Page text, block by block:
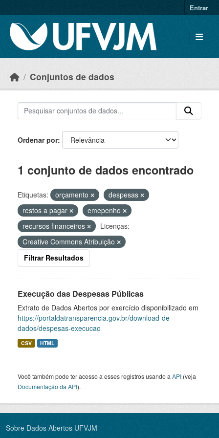
Entrar
Conjuntos de dados
Ordenar por
1 conjunto de dados encontrado
Etiquetas: orçamento
despesas
restos a pagar
emepenho
recursos financeiros
Licenças:
Creative Commons Atribuição
Filtrar Resultados
Execução das Despesas Públicas
Extrato de Dados Abertos por exercício disponibilizado em
https://portaldatransparencia.gov.br/download-de-
dados/despesas-execucao
CSV HTML
Você também pode ter acesso a esses registros usando a API (veja
Documentação da API).
Sobre Dados Abertos UFVJM